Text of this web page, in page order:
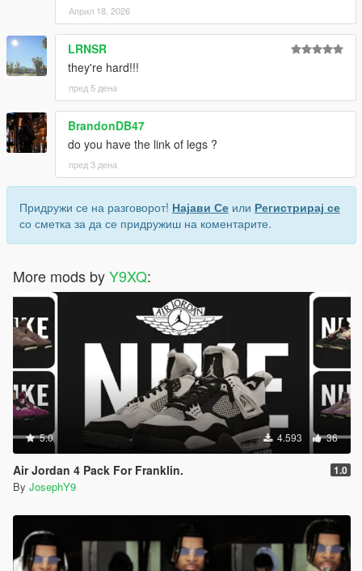
Април 18, 2026
LRNSR
they're hard!!!
пред 5 дена
BrandonDB47
do you have the link of legs ?
пред 3 дена
Придружи се на разговорот! Најави Се или Регистрирај се
со сметка за да се придружиш на коментарите.
More mods byY9XQ:
5.0 4.593 36
Air Jordan 4 Pack For Franklin. 1.0
By JosephY9